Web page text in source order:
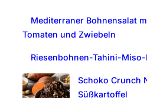
Mediterraner Bohnensalat
Tomaten und Zwiebeln
Riesenbohnen-Tahini-Miso-
Schoko Crunch
Süßkartoffel